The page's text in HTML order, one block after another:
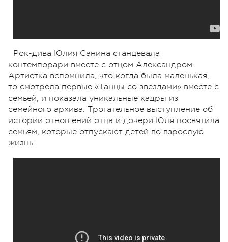
Рок-дива Юлия Санина станцевала
контемпорари вместе с отцом Александром.
Артистка вспомнила, что когда была маленькая,
то смотрела первые «Танцы со звездами» вместе с
семьей, и показала уникальные кадры из
семейного архива. Трогательное выступление об
истории отношений отца и дочери Юля посвятила
семьям, которые отпускают детей во взрослую
жизнь.